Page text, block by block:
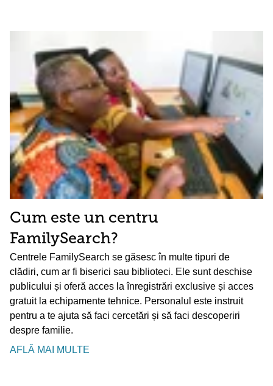
Cum este un centru
FamilySearch?
Centrele FamilySearch se găsesc în multe tipuri de
clădiri, cum ar fi biserici sau biblioteci. Ele sunt deschise
publicului și oferă acces la înregistrări exclusive și acces
gratuit la echipamente tehnice. Personalul este instruit
pentru a te ajuta să faci cercetări și să faci descoperiri
despre familie.
AFLĂ MAI MULTE